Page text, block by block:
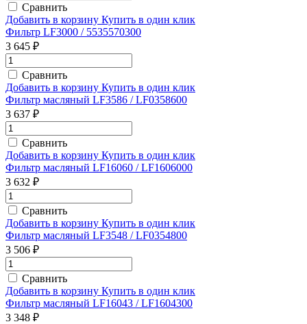
Сравнить
Добавить в корзину Купить в один клик
Фильтр LF3000 / 5535570300
3 645 ₽
Сравнить
Добавить в корзину Купить в один клик
Фильтр масляный LF3586 / LF0358600
3 637 ₽
Сравнить
Добавить в корзину Купить в один клик
Фильтр масляный LF16060 / LF1606000
3 632 ₽
Сравнить
Добавить в корзину Купить в один клик
Фильтр масляный LF3548 / LF0354800
3 506 ₽
Сравнить
Добавить в корзину Купить в один клик
Фильтр масляный LF16043 / LF1604300
3 348 ₽